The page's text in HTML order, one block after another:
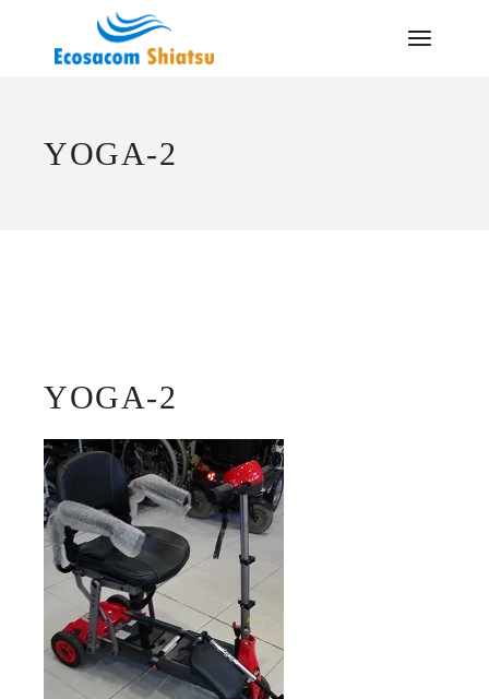
YOGA-2
YOGA-2